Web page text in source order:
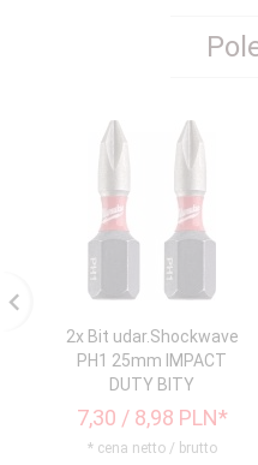
2x Bit udar.Shockwave
PH1 25mm IMPACT
DUTY BITY
7,30 / 8,98 PLN*
* cena netto / brutto